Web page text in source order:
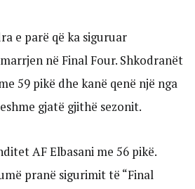
e parë që ka siguruar
në Final Four. Shkodranët
59 pikë dhe kanë qenë një nga
gjatë gjithë sezonit.
AF Elbasani me 56 pikë.
pranë sigurimit të “Final